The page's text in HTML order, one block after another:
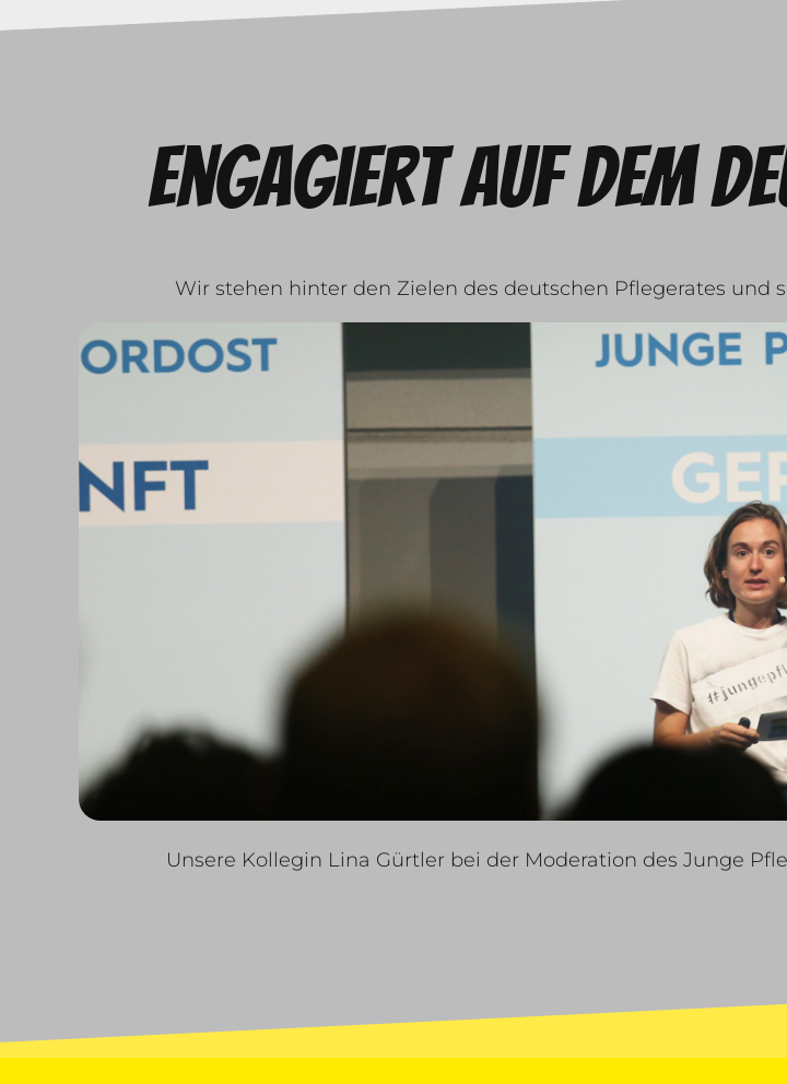
Engagiert auf dem
Wir stehen hinter den Zielen des deutschen Pflegerates und
Unsere Kollegin Lina Gürtler bei der Moderation des Junge